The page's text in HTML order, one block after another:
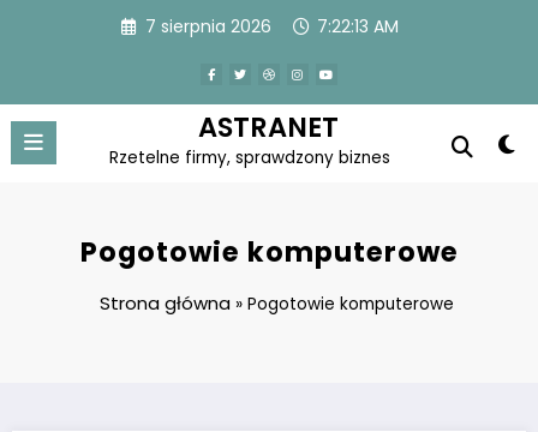
7 sierpnia 2026 7:22:14 AM
ASTRANET
Rzetelne firmy, sprawdzony biznes
Pogotowie komputerowe
Strona główna »Pogotowie komputerowe